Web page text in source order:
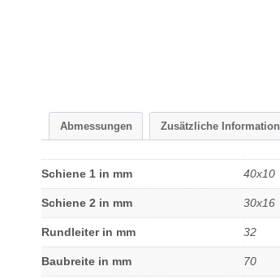
Abmessungen Zusätzliche Information
Schiene 1 in mm 40x10
Schiene 2 in mm 30x16
Rundleiter in mm 32
Baubreite in mm 70